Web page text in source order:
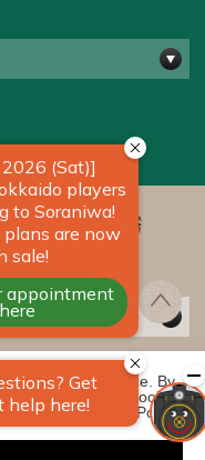
【公式】北海道の温泉宿 野口観
user experience. By
agreed with our cookie
check the Private Policy.